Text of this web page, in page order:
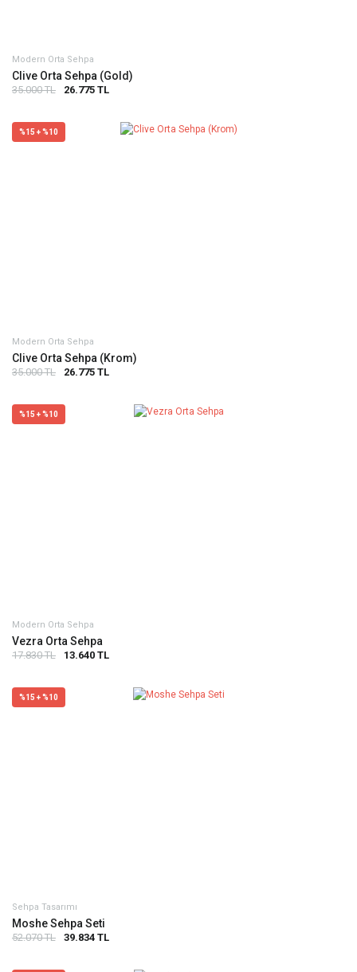
Modern Orta Sehpa
Clive Orta Sehpa (Gold)
35.000 TL 26.775 TL
%15 + %10
Modern Orta Sehpa
Clive Orta Sehpa (Krom)
35.000 TL 26.775 TL
%15 + %10
Modern Orta Sehpa
Vezra Orta Sehpa
17.830 TL 13.640 TL
%15 + %10
Sehpa Tasarımı
Moshe Sehpa Seti
52.070 TL 39.834 TL